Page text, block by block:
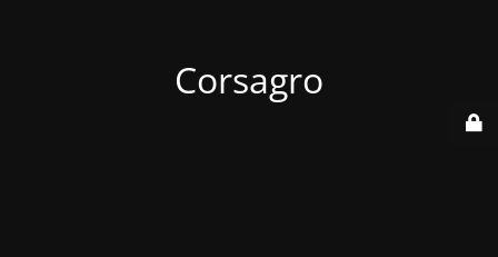
Corsagro